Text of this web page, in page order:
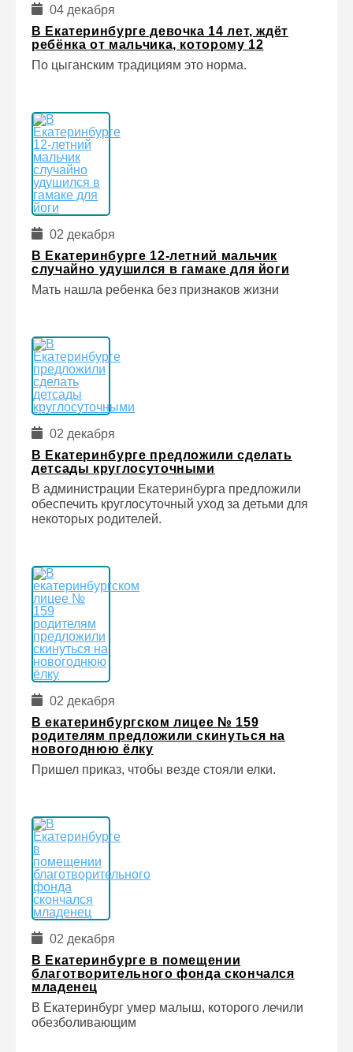
04 декабря
В Екатеринбурге девочка 14 лет, ждёт
ребёнка от мальчика, которому 12
По цыганским традициям это норма.
02 декабря
В Екатеринбурге 12-летний мальчик
случайно удушился в гамаке для йоги
Мать нашла ребенка без признаков жизни
02 декабря
В Екатеринбурге предложили сделать
детсады круглосуточными
В администрации Екатеринбурга предложили
обеспечить круглосуточный уход за детьми для
некоторых родителей.
02 декабря
В екатеринбургском лицее № 159
родителям предложили скинуться на
новогоднюю ёлку
Пришел приказ, чтобы везде стояли елки.
02 декабря
В Екатеринбурге в помещении
благотворительного фонда скончался
младенец
В Екатеринбург умер малыш, которого лечили
обезболивающим